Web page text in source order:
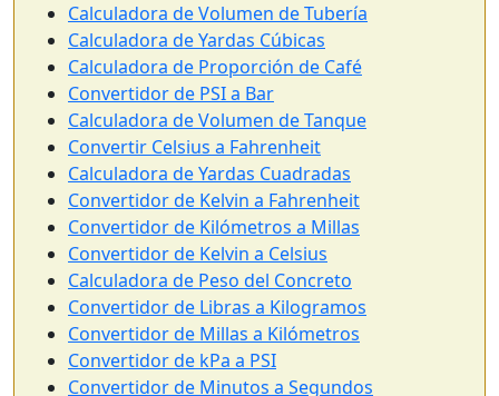
Calculadora de Volumen de Tubería
Calculadora de Yardas Cúbicas
Calculadora de Proporción de Café
Convertidor de PSI a Bar
Calculadora de Volumen de Tanque
Convertir Celsius a Fahrenheit
Calculadora de Yardas Cuadradas
Convertidor de Kelvin a Fahrenheit
Convertidor de Kilómetros a Millas
Convertidor de Kelvin a Celsius
Calculadora de Peso del Concreto
Convertidor de Libras a Kilogramos
Convertidor de Millas a Kilómetros
Convertidor de kPa a PSI
Convertidor de Minutos a Segundos